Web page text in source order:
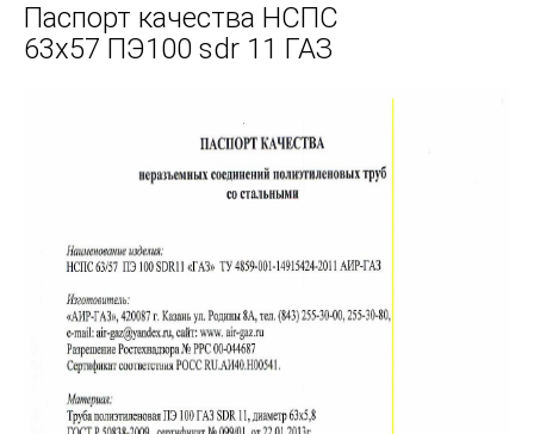
Паспорт качества НСПС
63х57 ПЭ100 sdr 11 ГАЗ